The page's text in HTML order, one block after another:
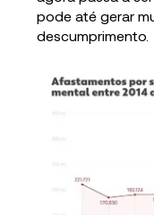
pode até gerar
descumprimento.